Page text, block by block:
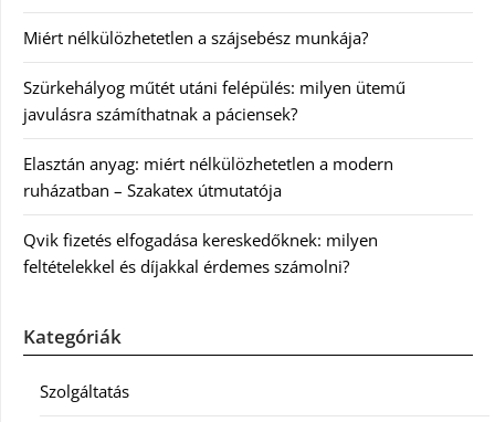
Miért nélkülözhetetlen a szájsebész munkája?
Szürkehályog műtét utáni felépülés: milyen ütemű
javulásra számíthatnak a páciensek?
Elasztán anyag: miért nélkülözhetetlen a modern
ruházatban – Szakatex útmutatója
Qvik fizetés elfogadása kereskedőknek: milyen
feltételekkel és díjakkal érdemes számolni?
Kategóriák
Szolgáltatás